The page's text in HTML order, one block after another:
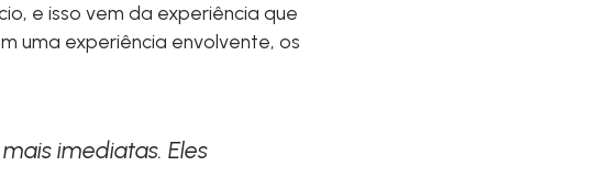
e isso vem da experiência que
uma experiência envolvente, os
imediatas. Eles